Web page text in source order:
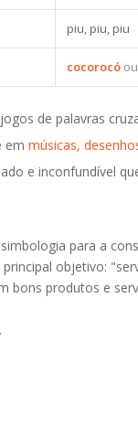
piu, piu, piu
cocorocó ou
de palavras
em músicas,
e inconfundível
para a
objetivo:
bons produtos e
.